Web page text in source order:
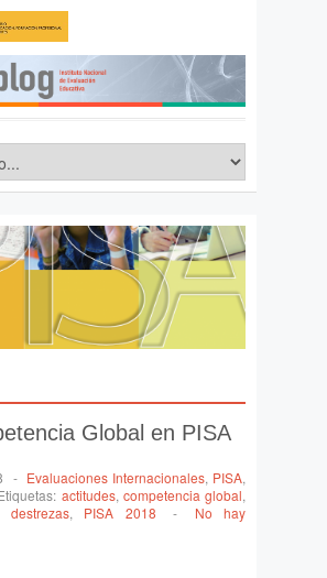
Global en PISA
- Evaluaciones Internacionales, PISA,
actitudes, competencia global,
destrezas, PISA 2018 -
No hay